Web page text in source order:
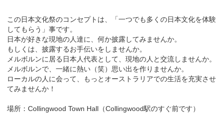
この日本文化祭のコンセプトは、「一つでも多くの日本文化を体験
してもらう」事です。
日本が好きな現地の人達に、何か披露してみませんか。
もしくは、披露するお手伝いをしませんか。
メルボルンに居る日本人代表として、現地の人と交流しませんか。
メルボルンで、一緒に熱い（笑）思い出を作りませんか。
ローカルの人に会って、もっとオーストラリアでの生活を充実させ
てみませんか！
場所：Collingwood Town Hall（Collingwood駅のすぐ前です）